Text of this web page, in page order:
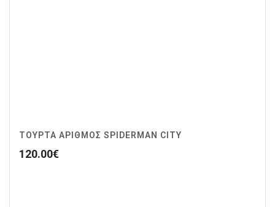
ΤΟΥΡΤΑ ΑΡΙΘΜΟΣ SPIDERMAN CITY
120.00€